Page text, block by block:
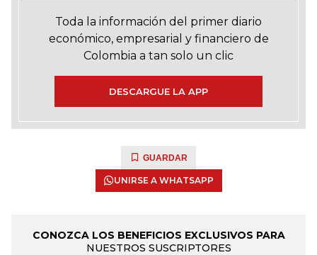
Toda la información del primer diario
económico, empresarial y financiero de
Colombia a tan solo un clic
DESCARGUE LA APP
GUARDAR
UNIRSE A WHATSAPP
CONOZCA LOS BENEFICIOS EXCLUSIVOS PARA
NUESTROS SUSCRIPTORES